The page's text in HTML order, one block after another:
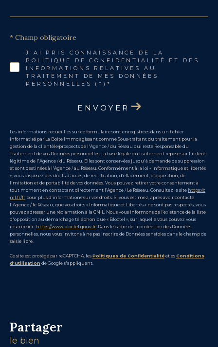
J'AI PRIS CONNAISSANCE DE LA
POLITIQUE DE CONFIDENTIALITÉ ET DES
INFORMATIONS RELATIVES AU
TRAITEMENT DE MES DONNÉES
PERSONNELLES (*)*
* Champ obligatoire
ENVOYER
Les informations recueillies sur ce formulaire sont enregistrées dans un fichier
informatisé par La Boite Immo agissant comme Sous-traitant du traitement pour la
gestion de la clientèle/prospects de l'Agence / du Réseau qui reste Responsable du
Traitement de vos Données personnelles. La base légale du traitement repose sur l'intérêt
légitime de l'Agence / du Réseau. Elles sont conservées jusqu'à demande de suppression
et sont destinées à l'Agence / au Réseau. Conformément à la loi « informatique et libertés
», vous disposez des droits d’accès, de rectification, d’effacement, d’opposition, de
limitation et de portabilité de vos données. Vous pouvez retirer votre consentement à
tout moment en contactant directement l’Agence / Le Réseau. Consultez le site https://c
nil.fr/fr pour plus d’informations sur vos droits. Si vous estimez, après avoir contacté
l'Agence / le Réseau, que vos droits « Informatique et Libertés » ne sont pas respectés, vous
pouvez adresser une réclamation à la CNIL. Nous vous informons de l’existence de la liste
d'opposition au démarchage téléphonique « Bloctel », sur laquelle vous pouvez vous
inscrire ici : https://www.bloctel.gouv.fr . Dans le cadre de la protection des Données
personnelles, nous vous invitons à ne pas inscrire de Données sensibles dans le champ de
saisie libre.
Ce site est protégé par reCAPTCHA, lesPolitiques de Confidentialitéet esConditions
d'utilisation de Google s'appliquent.
partager
le bien